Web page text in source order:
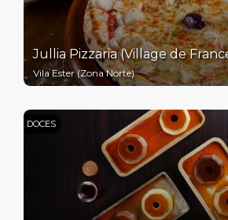
Jullia Pizzaria (Village de
Vila Ester (Zona Norte)
DOCES